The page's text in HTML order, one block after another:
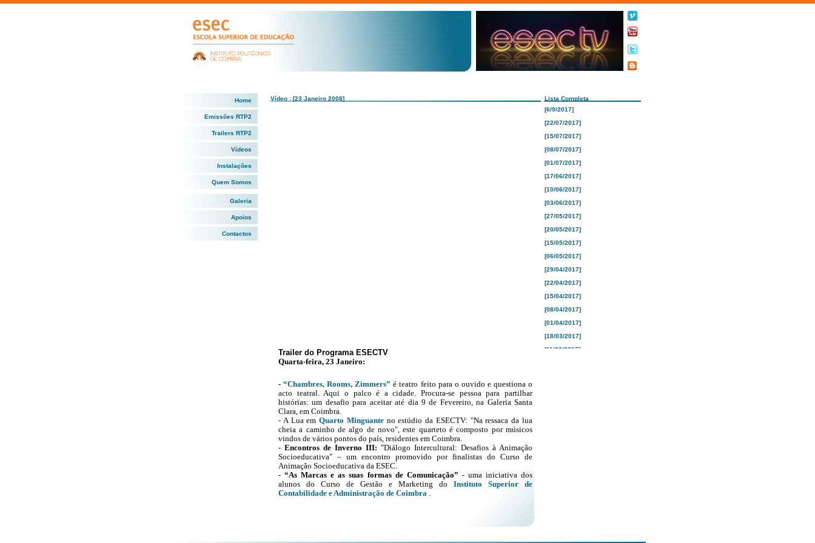
Home
Emissões RTP2
Trailers RTP2
Vídeos
Instalações
Quem Somos
Galeria
Apoios
Contactos
Vídeo : [23 Janeiro 2008] Lista Completa
Trailer do Programa ESECTV
Quarta-feira, 23 Janeiro:
-“Chambres, Rooms, Zimmers” é teatro feito para o ouvido e questiona o
acto teatral. Aqui o palco é a cidade. Procura-se pessoa para partilhar
histórias: um desafio para aceitar até dia 9 de Fevereiro, na Galeria Santa
Clara, em Coimbra.
- A Lua emQuarto Minguanteno estúdio da ESECTV: "Na ressaca da lua
cheia a caminho de algo de novo", este quarteto écomposto por músicos
vindos de vários pontos do país, residentes em Coimbra.
- Encontros de Inverno III: "Diálogo Intercultural: Desafios à Animação
Socioeducativa" – um encontro promovido por finalistas do Curso de
Animação Socioeducativa da ESEC.
-“As Marcas e as suas formas de Comunicação” - uma iniciativa dos
alunos do Curso de Gestão e Marketing do Instituto Superior de
Contabilidade e Administração de Coimbra .
[6/9/2017]
[22/07/2017]
[15/07/2017]
[08/07/2017]
[01/07/2017]
[17/06/2017]
[10/06/2017]
[03/06/2017]
[27/05/2017]
[20/05/2017]
[15/05/2017]
[06/05/2017]
[29/04/2017]
[22/04/2017]
[15/04/2017]
[08/04/2017]
[01/04/2017]
[18/03/2017]
[11/03/2017]